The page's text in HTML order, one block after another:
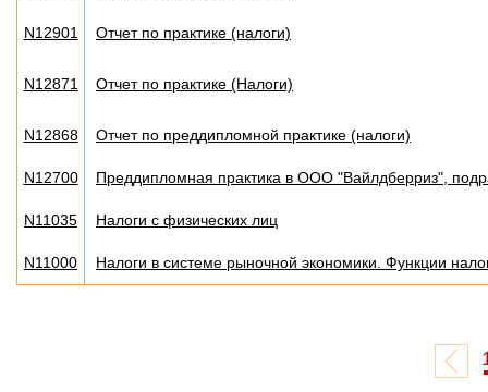
N12901 Отчет по практике (налоги)
N12871 Отчет по практике (Налоги)
N12868 Отчет по преддипломной практике (налоги)
N12700 Преддипломная практика в ООО "Вайлдберриз",
N11035 Налоги с физических лиц
N11000 Налоги в системе рыночной экономики. Функции